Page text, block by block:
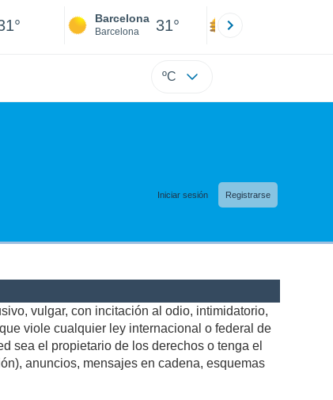
Barcelona
Barcelona 31°
ºC
Iniciar sesión Registrarse
vulgar, con incitación al odio, intimidatorio,
viole cualquier ley internacional o federal de
sea el propietario de los derechos o tenga el
anuncios, mensajes en cadena, esquemas